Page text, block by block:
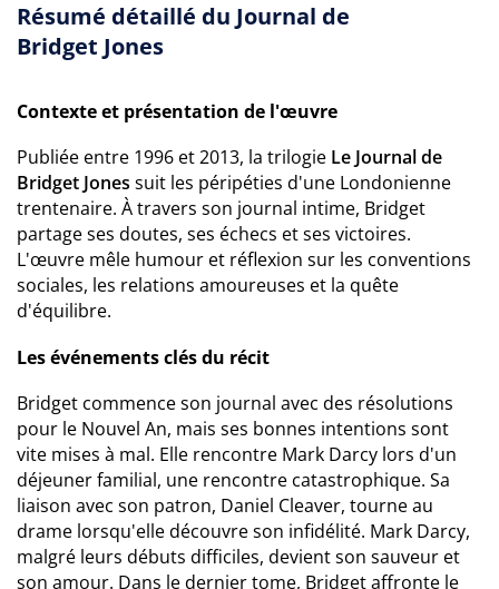
Résumé détaillé du Journal de
Bridget Jones
Contexte et présentation de l'œuvre
Publiée entre 1996 et 2013, la trilogie Le Journal de
Bridget Jones suit les péripéties d'une Londonienne
trentenaire. À travers son journal intime, Bridget
partage ses doutes, ses échecs et ses victoires.
L'œuvre mêle humour et réflexion sur les conventions
sociales, les relations amoureuses et la quête
d'équilibre.
Les événements clés du récit
Bridget commence son journal avec des résolutions
pour le Nouvel An, mais ses bonnes intentions sont
vite mises à mal. Elle rencontre Mark Darcy lors d'un
déjeuner familial, une rencontre catastrophique. Sa
liaison avec son patron, Daniel Cleaver, tourne au
drame lorsqu'elle découvre son infidélité. Mark Darcy,
malgré leurs débuts difficiles, devient son sauveur et
son amour. Dans le dernier tome, Bridget affronte le